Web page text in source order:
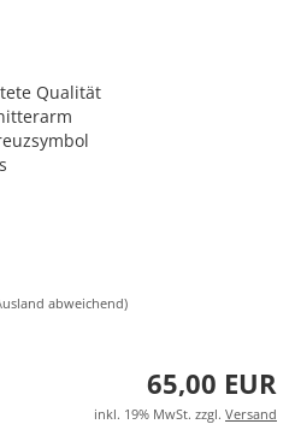
vergessen?
Qualität
abweichend)
65,00 EUR
inkl. 19% MwSt. zzgl. Versand